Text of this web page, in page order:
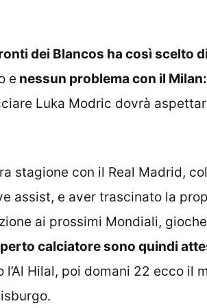
dei Blancos ha così scelto
e nessun problema con il Milan:
Luka Modric dovrà
stagione con il Real Madrid,
assist, e aver trascinato la
ai prossimi Mondiali,
calciatore sono quindi
Hilal, poi domani 22 ecco il